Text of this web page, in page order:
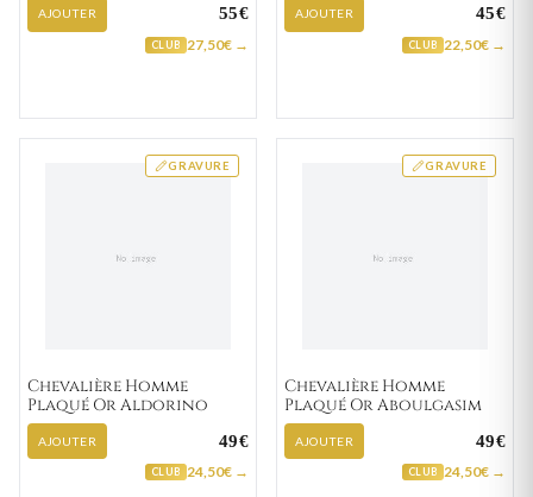
AJOUTER 55€
CLUB 27,50€ →
AJOUTER 45€
CLUB 22,50€ →
GRAVURE
Chevalière Homme
Plaqué Or Aldorino
AJOUTER 49€
CLUB 24,50€ →
GRAVURE
Chevalière Homme
Plaqué Or Aboulgasim
AJOUTER 49€
CLUB 24,50€ →